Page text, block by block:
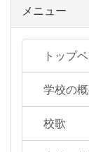
メニュー
トップ
学校の
校歌